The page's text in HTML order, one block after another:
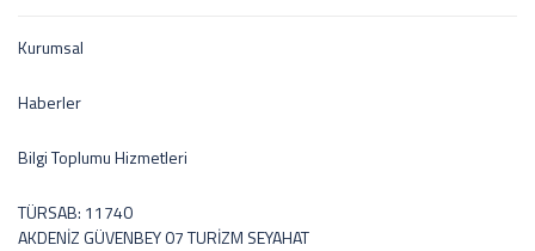
Kurumsal
Haberler
Bilgi Toplumu Hizmetleri
TÜRSAB: 11740
AKDENİZ GÜVENBEY 07 TURİZM SEYAHAT